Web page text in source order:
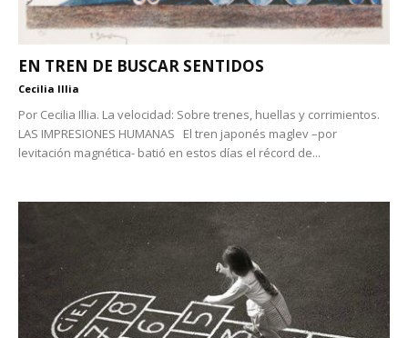
EN TREN DE BUSCAR SENTIDOS
Cecilia Illia
Por Cecilia Illia. La velocidad: Sobre trenes, huellas y corrimientos.
LAS IMPRESIONES HUMANAS El tren japonés maglev –por
levitación magnética- batió en estos días el récord de...